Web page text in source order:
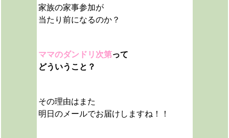
家族の家事参加が
当たり前になるのか？
ママのダンドリ次第って
どういうこと？
その理由はまた
明日のメールでお届けしますね！！